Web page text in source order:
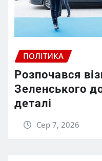
ПОЛІТИКА
Розпочався
Зеленського
деталі
Сер 7, 2026